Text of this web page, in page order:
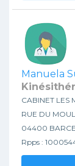
Manuela
CABINET LES
RUE DU
04400
Rpps :